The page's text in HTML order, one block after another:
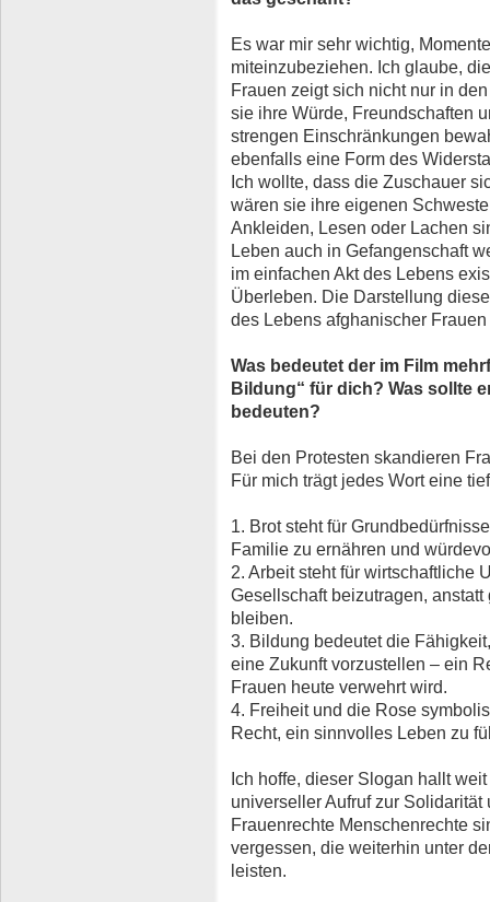
Es war mir sehr wichtig,
miteinzubeziehen. Ich glaube,
Frauen zeigt sich nicht nur in
sie ihre Würde, Freundschaften
strengen Einschränkungen
ebenfalls eine Form des
Ich wollte, dass die Zuschauer
wären sie ihre eigenen
Ankleiden, Lesen oder Lachen
Leben auch in Gefangenschaft
im einfachen Akt des Lebens
Überleben. Die Darstellung
des Lebens afghanischer
Was bedeutet der im Film
Bildung“ für dich? Was sollte
bedeuten?
Bei den Protesten skandieren
Für mich trägt jedes Wort eine
1. Brot steht für
Familie zu ernähren und
2. Arbeit steht für wirtschaftliche
Gesellschaft beizutragen,
bleiben.
3. Bildung bedeutet die
eine Zukunft vorzustellen – ein
Frauen heute verwehrt wird.
4. Freiheit und die Rose
Recht, ein sinnvolles Leben zu
Ich hoffe, dieser Slogan hallt
universeller Aufruf zur
Frauenrechte Menschenrechte
vergessen, die weiterhin unter
leisten.